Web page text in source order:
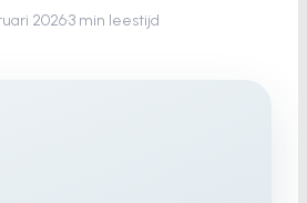
2026·3 min leestijd